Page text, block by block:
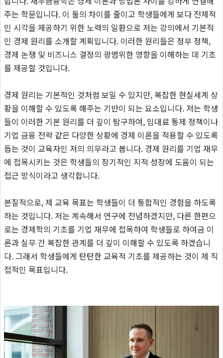
주는 학문입니다. 이 둘의 차이를 줄이고 학생들에게 보다 전체적
인 시각을 제공하기 위한 노력의 일환으로 저는 강의에서 기본적
인 경제 원리를 소개할 계획입니다. 이러한 원리들은 정부 정책,
경제 논쟁 및 비즈니스 결정의 광범위한 영향을 이해하는 데 기초
를 제공할 것입니다.
경제 원리는 기본적인 것처럼 보일 수 있지만, 복잡한 현실세계 상
황을 이해할 수 있도록 해주는 기반이 되는 요소입니다. 저는 학생
들이 이러한 기본 원리를 더 깊이 탐구하여, 임대료 통제 정책이나
기업 금융 전략 같은 다양한 상황에 경제 이론을 적용할 수 있도록
돕는 것이 교육자인 저의 의무라고 봅니다. 경제 원리를 기업 재무
에 접목시키는 것은 학생들의 장기적인 지적 성장에 도움이 되는
접근 방식이라고 생각합니다.
본질적으로, 제 교육 목표는 학생들이 더 통합적인 경험을 하도록
하는 것입니다. 저는 계속해서 연구에 전념하겠지만, 다른 한편으
로는 경제학의 기초를 기업 재무에 접목하여 학생들로 하여금 이
론과 실무 간 복잡한 관계를 더 깊이 이해할 수 있도록 하겠습니
다. 그래서 학생들에게 탄탄한 교육적 기초를 제공하는 것이 제 직
접적인 목표입니다.